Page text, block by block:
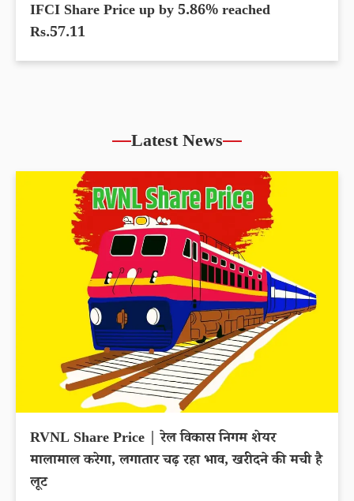
IFCI Share Price up by 5.86% reached
Rs.57.11
Latest News
RVNL Share Price | रेल विकास निगम शेयर
मालामाल करेगा, लगातार चढ़ रहा भाव, खरीदने की मची है
लूट